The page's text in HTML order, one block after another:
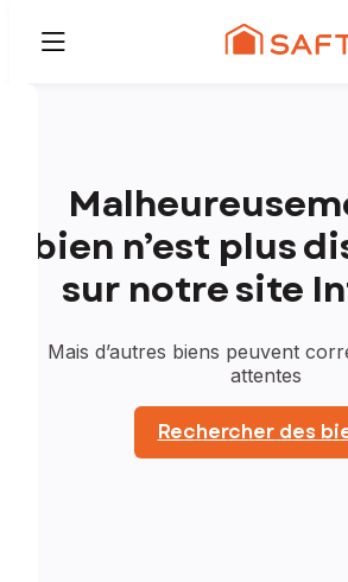
bien n’est plus
sur notre site
Mais d’autres biens peuvent
attentes
Rechercher des